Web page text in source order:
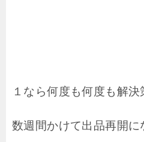
１なら何度も何度も解決
数週間かけて出品再開に